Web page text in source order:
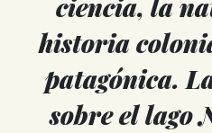
ciencia, la
historia
patagónica.
sobre el lago